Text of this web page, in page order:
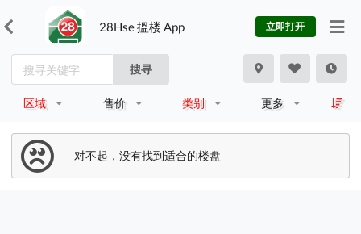
28Hse 搵楼 App 立即打开
搜寻
区域 售价 类别 更多
对不起，没有找到适合的楼盘